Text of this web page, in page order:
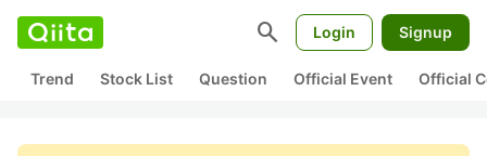
search Login Signup
Trend Stock List Question Official Event Official